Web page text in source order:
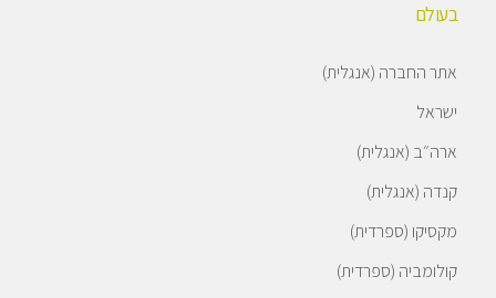
בעולם
אתר החברה (אנגלית)
ישראל
ארה״ב (אנגלית)
קנדה (אנגלית)
מקסיקו (ספרדית)
קולומביה (ספרדית)